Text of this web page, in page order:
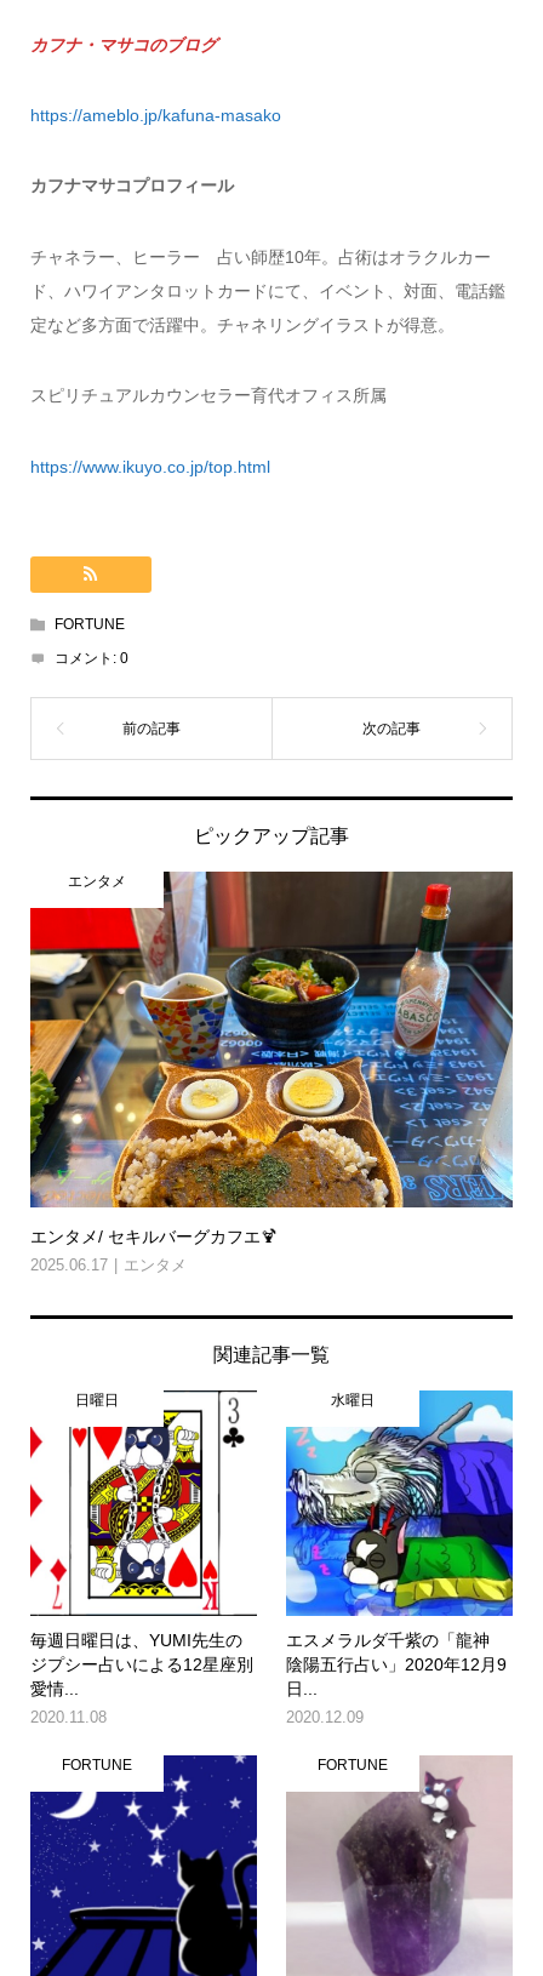
カフナ・マサコのブログ
https://ameblo.jp/kafuna-masako
カフナマサコプロフィール
チャネラー、ヒーラー 占い師歴10年。占術はオラクルカー
ド、ハワイアンタロットカードにて、イベント、対面、電話鑑
定など多方面で活躍中。チャネリングイラストが得意。
スピリチュアルカウンセラー育代オフィス所属
https://www.ikuyo.co.jp/top.html
FORTUNE
コメント: 0
ピックアップ記事
エンタメ
エンタメ/ セキルバーグカフエ🍹
2025.06.17 エンタメ
関連記事一覧
日曜日
毎週日曜日は、YUMI先生の
ジプシー占いによる12星座別
愛情...
2020.11.08
水曜日
エスメラルダ千紫の「龍神
陰陽五行占い」2020年12月9
日...
2020.12.09
FORTUNE FORTUNE